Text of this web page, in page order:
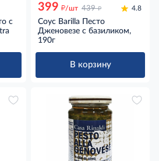
с
399 д/шт 439 д 4.8
Соус Barilla Песто
Дженовезе с базиликом,
190г
В корзину